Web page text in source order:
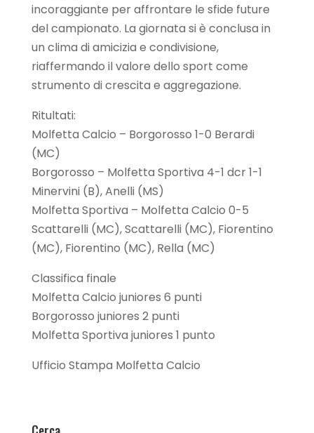
incoraggiante per affrontare le sfide future
del campionato. La giornata si è conclusa in
un clima di amicizia e condivisione,
riaffermando il valore dello sport come
strumento di crescita e aggregazione.
Ritultati:
Molfetta Calcio – Borgorosso 1-0 Berardi
(MC)
Borgorosso – Molfetta Sportiva 4-1 dcr 1-1
Minervini (B), Anelli (MS)
Molfetta Sportiva – Molfetta Calcio 0-5
Scattarelli (MC), Scattarelli (MC), Fiorentino
(MC), Fiorentino (MC), Rella (MC)
Classifica finale
Molfetta Calcio juniores 6 punti
Borgorosso juniores 2 punti
Molfetta Sportiva juniores 1 punto
Ufficio Stampa Molfetta Calcio